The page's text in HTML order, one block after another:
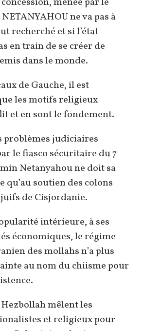
ne va pas à
recherché et si l’état
en train de se créer de
dans le monde.
de Gauche, il est
les motifs religieux
et en sont le fondement.
problèmes judiciaires
le fiasco sécuritaire du 7
Netanyahou ne doit sa
soutien des colons
de Cisjordanie.
intérieure, à ses
économiques, le régime
des mollahs n’a plus
au nom du chiisme pour
mêlent les
et religieux pour